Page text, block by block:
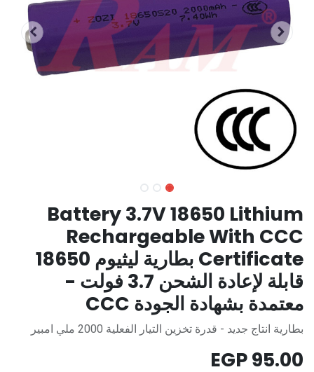
Battery 3.7V 18650 Lithium
Rechargeable With CCC
Certificate بطارية ليثيوم 18650
قابلة لإعادة الشحن 3.7 فولت -
معتمدة بشهادة الجودة CCC
بطارية انتاج جديد - قدرة تخزين التيار الفعلية 2000 ملي امبير
95.00